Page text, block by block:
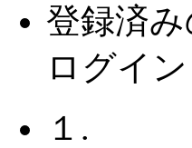
登録済
ログイ
１.